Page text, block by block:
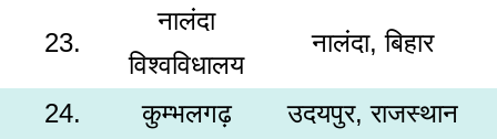
23.
नालंदा
विश्वविधालय
नालंदा, बिहार
24. कुम्भलगढ़ उदयपुर, राजस्थान